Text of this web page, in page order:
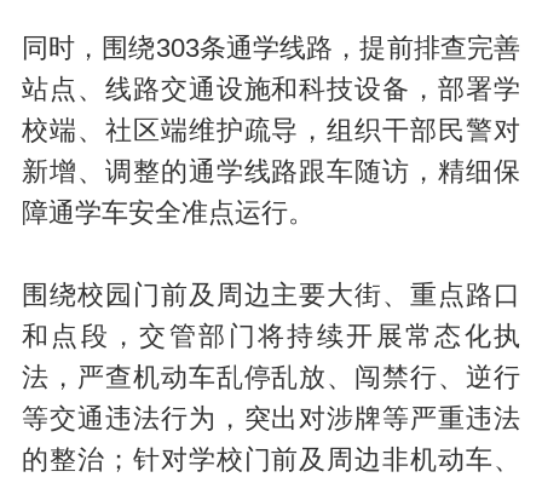
同时，围绕303条通学线路，提前排查完善
站点、线路交通设施和科技设备，部署学
校端、社区端维护疏导，组织干部民警对
新增、调整的通学线路跟车随访，精细保
障通学车安全准点运行。
围绕校园门前及周边主要大街、重点路口
和点段，交管部门将持续开展常态化执
法，严查机动车乱停乱放、闯禁行、逆行
等交通违法行为，突出对涉牌等严重违法
的整治；针对学校门前及周边非机动车、